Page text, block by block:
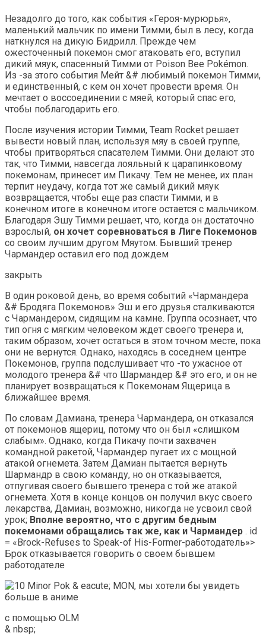
Незадолго до того, как события «Героя-мурюрья»,
маленький мальчик по имени Тимми, был в лесу, когда
наткнулся на дикую Бидрилл. Прежде чем
ожесточенный покемон смог атаковать его, вступил
дикий мяук, спасенный Тимми от Poison Bee Pokémon.
Из -за этого события Мейт &# любимый покемон Тимми,
и единственный, с кем он хочет провести время. Он
мечтает о воссоединении с мяей, который спас его,
чтобы поблагодарить его.
После изучения истории Тимми, Team Rocket решает
вывести новый план, используя мяу в своей группе,
чтобы притворяться спасателем Тимми. Они делают это
так, что Тимми, навсегда лояльный к царапинковому
покемонам, принесет им Пикачу. Тем не менее, их план
терпит неудачу, когда тот же самый дикий мяук
возвращается, чтобы еще раз спасти Тимми, и в
конечном итоге в конечном итоге остается с мальчиком.
Благодаря Эшу Тимми решает, что, когда он достаточно
взрослый, он хочет соревноваться в Лиге Покемонов
со своим лучшим другом Мяутом. Бывший тренер
Чармандер оставил его под дождем
закрыть
В один роковой день, во время событий «Чармандера
&# Бродяга Покемонов» Эш и его друзья сталкиваются
с Чармандером, сидящим на камне. Группа осознает, что
тип огня с мягким человеком ждет своего тренера и,
таким образом, хочет остаться в этом точном месте, пока
они не вернутся. Однако, находясь в соседнем центре
Покемонов, группа подслушивает что -то ужасное от
молодого тренера &# что Шармандер &# это его, и он не
планирует возвращаться к Покемонам Ящерица в
ближайшее время.
По словам Дамиана, тренера Чармандера, он отказался
от покемонов ящериц, потому что он был «слишком
слабым». Однако, когда Пикачу почти захвачен
командной ракетой, Чармандер пугает их с мощной
атакой огнемета. Затем Дамиан пытается вернуть
Шармандр в свою команду, но он отказывается,
отпугивая своего бывшего тренера с той же атакой
огнемета. Хотя в конце концов он получил вкус своего
лекарства, Дамиан, возможно, никогда не усвоил свой
урок; Вполне вероятно, что с другим бедным
покемонами обращались так же, как и Чармандер . id
= «Brock-Refuses to Speak-of His-Former-работодатель»>
Брок отказывается говорить о своем бывшем
работодателе
с помощью OLM
& nbsp;